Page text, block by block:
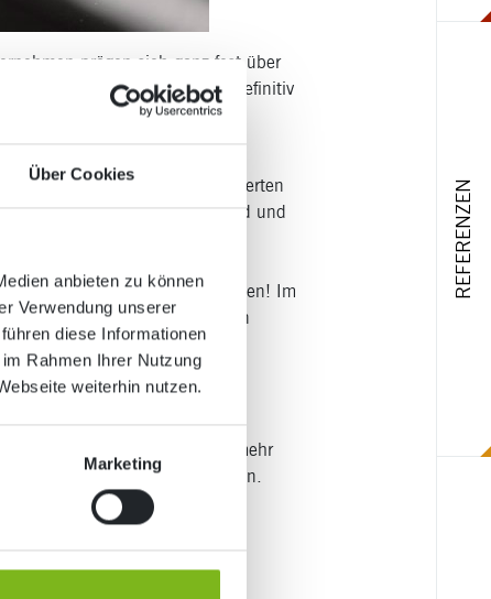
Über Cookies
anbieten zu können
Verwendung unserer
diese Informationen
Rahmen Ihrer Nutzung
weiterhin nutzen.
Marketing
REFERENZEN
prägen sich ganz fest über
guten Logo? Zunächst gilt definitiv
legen möchten (was
zu reden. Lassen Sie den Experten
Zielgruppen Sie aktiv sind und
möchten.
auch wirklich zu Ihnen passen! Im
in Blautönen, geradlinigen
sicherlich eher auf
die emotionale Wirkung von
kommunizieren. Aber je mehr
lässt es sich reproduzieren.
Untergründen und vor
in einer Graustufung auf
oder als Aufkleber auf